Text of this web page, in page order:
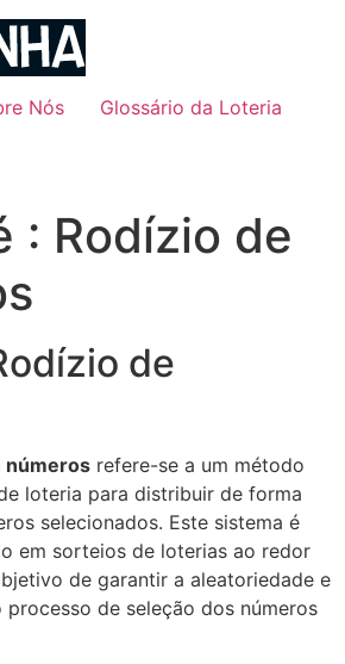
Nós
Glossário da Loteria
: Rodízio de
de
números refere-se a um método
loteria para distribuir de forma
selecionados. Este sistema é
em sorteios de loterias ao redor
de garantir a aleatoriedade e
de seleção dos números